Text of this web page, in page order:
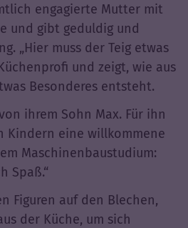
engagierte Mutter mit
und gibt geduldig und
„Hier muss der Teig etwas
und zeigt, wie aus
Besonderes entsteht.
ihrem Sohn Max. Für ihn
Kindern eine willkommene
Maschinenbaustudium:
Spaß.“
Figuren auf den Blechen,
der Küche, um sich